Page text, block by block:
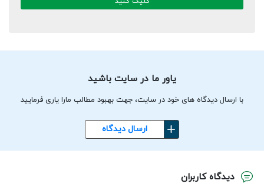
یاور ما در سایت باشید
با ارسال دیدگاه های خود در سایت، جهت بهبود مطالب مارا یاری فرمایید
ارسال دیدگاه
دیدگاه کاربران